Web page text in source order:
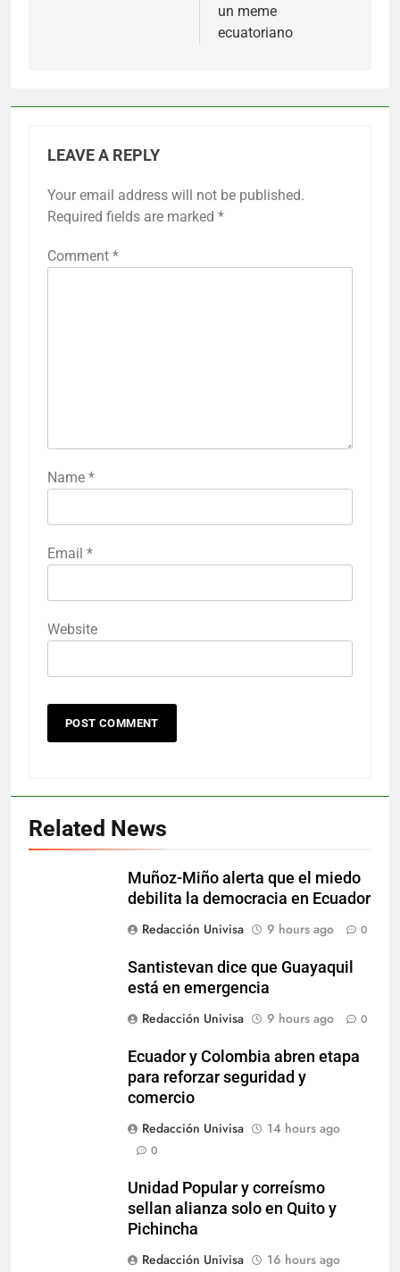
un meme
ecuatoriano
LEAVE A REPLY
Your email address will not be published.
Required fields are marked *
Comment *
Name *
Email *
Website
Related News
Muñoz-Miño alerta que el miedo
debilita la democracia en Ecuador
Redacción Univisa
9 hours ago 0
Santistevan dice que Guayaquil
está en emergencia
Redacción Univisa
9 hours ago 0
Ecuador y Colombia abren etapa
para reforzar seguridad y
comercio
Redacción Univisa
14 hours ago
0
Unidad Popular y correísmo
sellan alianza solo en Quito y
Pichincha
Redacción Univisa
16 hours ago